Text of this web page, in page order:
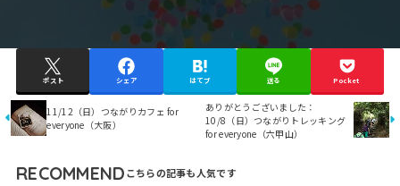
ポスト シェア はてブ 送る Pocket
11/12（日）つながりカフェ for
everyone（大阪）
ありがとうございました：
10/8（日）つながりトレッキング
for everyone（六甲山）
RECOMMEND